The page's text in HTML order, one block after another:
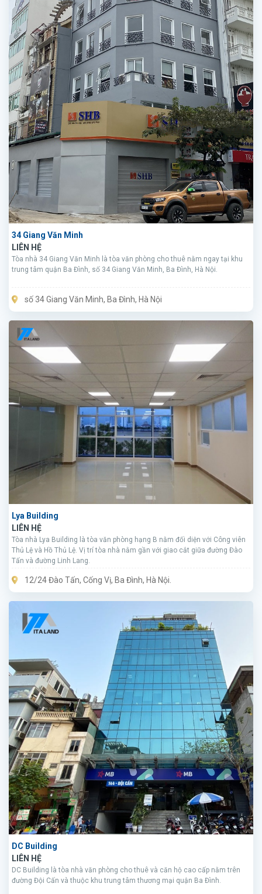
34 Giang Văn Minh
LIÊN HỆ
Tòa nhà 34 Giang Văn Minh là tòa văn phòng cho thuê nằm ngay tại khu
trung tâm quận Ba Đình, số 34 Giang Văn Minh, Ba Đình, Hà Nội.
số 34 Giang Văn Minh, Ba Đình, Hà Nội
Lya Building
LIÊN HỆ
Tòa nhà Lya Building là tòa văn phòng hạng B nằm đối diện với Công viên
Thủ Lệ và Hồ Thủ Lệ. Vị trí tòa nhà nằm gần với giao cắt giữa đường Đào
Tấn và đường Linh Lang.
12/24 Đào Tấn, Cống Vị, Ba Đình, Hà Nội.
DC Building
LIÊN HỆ
DC Building là tòa nhà văn phòng cho thuê và căn hộ cao cấp nằm trên
đường Đội Cấn và thuộc khu trung tâm thương mại quận Ba Đình.